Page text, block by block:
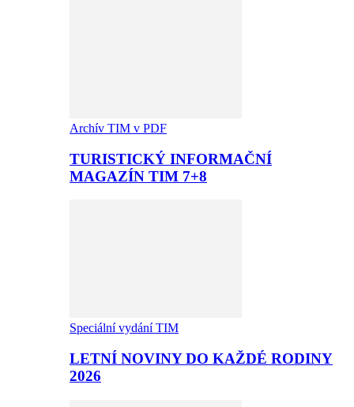
Archív TIM v PDF
TURISTICKÝ INFORMAČNÍ
MAGAZÍN TIM 7+8
Speciální vydání TIM
LETNÍ NOVINY DO KAŽDÉ RODINY
2026